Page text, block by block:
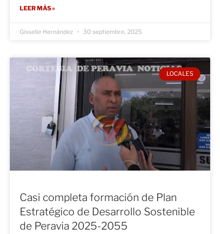
LEER MÁS »
Gisselle Hernández 30 septiembre, 2025
LOCALES
Casi completa formación de Plan
Estratégico de Desarrollo Sostenible
de Peravia 2025-2055